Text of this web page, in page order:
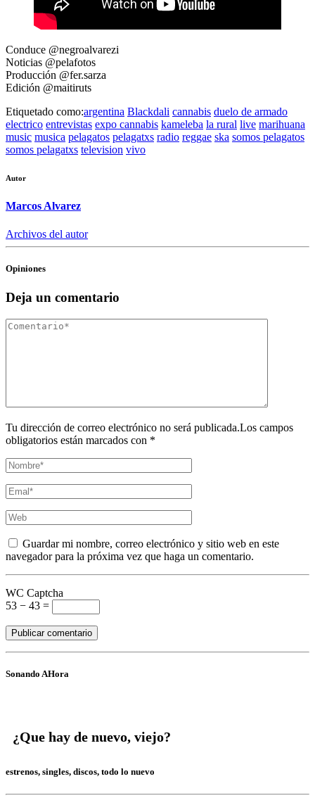
Conduce @negroalvarezi
Noticias @pelafotos
Producción @fer.sarza
Edición @maitiruts
Etiquetado como:argentina Blackdali cannabis duelo de armado
electrico entrevistas expo cannabis kameleba la rural live marihuana
music musica pelagatos pelagatxs radio reggae ska somos pelagatos
somos pelagatxs television vivo
Autor
Marcos Alvarez
Archivos del autor
Opiniones
Deja un comentario
Tu dirección de correo electrónico no será publicada.Los campos
obligatorios están marcados con *
Guardar mi nombre, correo electrónico y sitio web en este
navegador para la próxima vez que haga un comentario.
WC Captcha
53 − 43 =
Sonando AHora
¿Que hay de nuevo, viejo?
estrenos, singles, discos, todo lo nuevo